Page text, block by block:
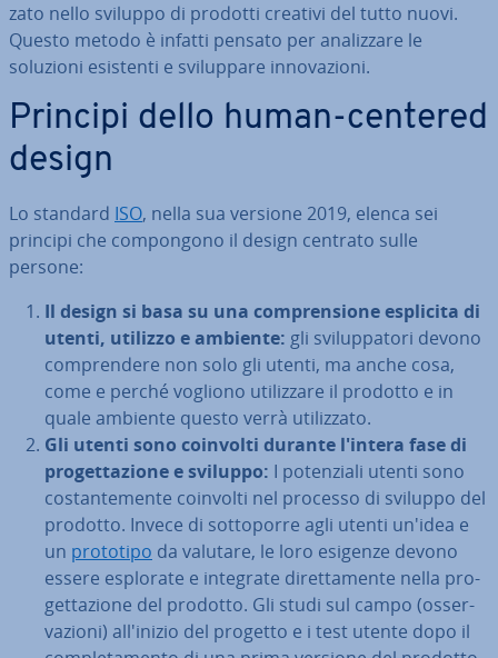
za­to nello sviluppo di prodotti creativi del tutto nuovi.
Questo metodo è infatti pensato per ana­liz­za­re le
soluzioni esistenti e svi­lup­pa­re in­no­va­zio­ni.
Principi dello human-centered
design
Lo standard ISO, nella sua versione 2019, elenca sei
principi che com­pon­go­no il design centrato sulle
persone:
Il design si basa su una com­pren­sio­ne esplicita di
utenti, utilizzo e ambiente: gli svi­lup­pa­to­ri devono
com­pren­de­re non solo gli utenti, ma anche cosa,
come e perché vogliono uti­liz­za­re il prodotto e in
quale ambiente questo verrà uti­liz­za­to.
Gli utenti sono coinvolti durante l'intera fase di
pro­get­ta­zio­ne e sviluppo: I po­ten­zia­li utenti sono
co­stan­te­men­te coinvolti nel processo di sviluppo del
prodotto. Invece di sot­to­por­re agli utenti un'idea e
un prototipo da valutare, le loro esigenze devono
essere esplorate e integrate di­ret­ta­men­te nella pro­
get­ta­zio­ne del prodotto. Gli studi sul campo (os­ser­
va­zio­ni) al­l'i­ni­zio del progetto e i test utente dopo il